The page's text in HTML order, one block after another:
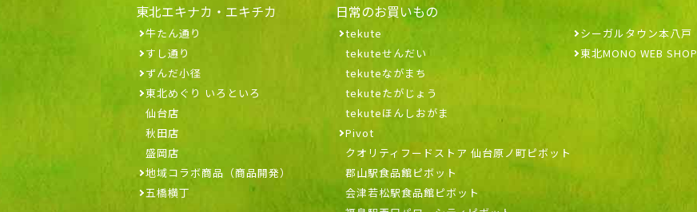
東北エキナカ・エキチカ
牛たん通り
すし通り
ずんだ小径
東北めぐり いろといろ
仙台店
秋田店
盛岡店
地域コラボ商品（商品開発）
五橋横丁
日常のお買いもの
tekute
tekuteせんだい
tekuteながまち
tekuteたがじょう
tekuteほんしおがま
Pivot
クオリティフードストア 仙台原ノ町ピボット
郡山駅食品館ピボット
会津若松駅食品館ピボット
シーガルタウン本八戸
東北MONO WEB SHOP